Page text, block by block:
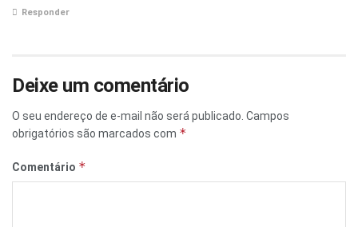
Responder
Deixe um comentário
O seu endereço de e-mail não será publicado. Campos
obrigatórios são marcados com *
Comentário *